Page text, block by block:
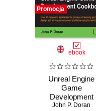
Promocja
ebook
Unreal Engine
Game
Development
Cookbook. Over
John P. Doran